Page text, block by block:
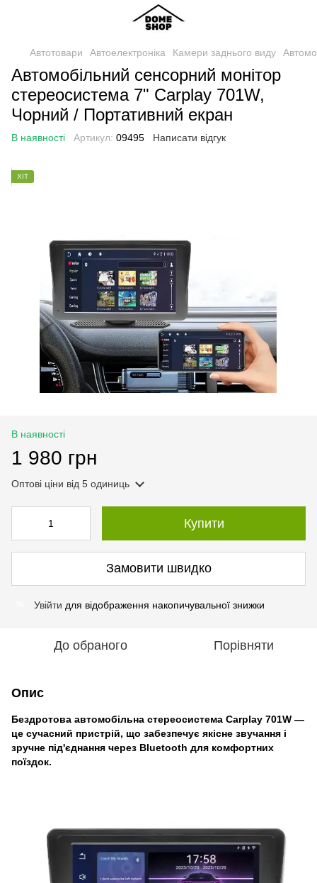
Автотовари Автоелектроніка Камери заднього виду
Автомобільний сенсорний монітор
стереосистема 7" Carplay 701W,
Чорний / Портативний екран
В наявності Артикул: 09495 Написати відгук
ХІТ
В наявності
1 980 грн
Оптові ціни від 5 одиниць
Купити
Замовити швидко
Увійти для відображення накопичувальної знижки
До обраного Порівняти
Опис
Бездротова автомобільна стереосистема Carplay 701W —
це сучасний пристрій, що забезпечує якісне звучання і
зручне під'єднання через Bluetooth для комфортних
поїздок.